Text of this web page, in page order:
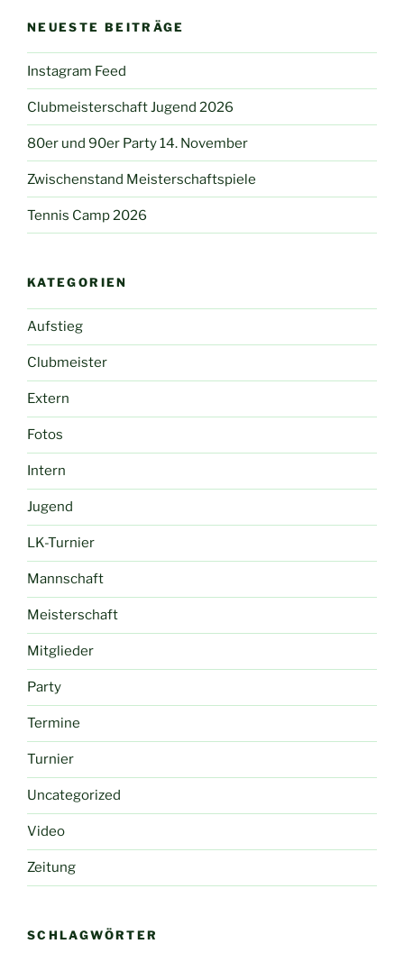
NEUESTE BEITRÄGE
Instagram Feed
Clubmeisterschaft Jugend 2026
80er und 90er Party 14. November
Zwischenstand Meisterschaftspiele
Tennis Camp 2026
KATEGORIEN
Aufstieg
Clubmeister
Extern
Fotos
Intern
Jugend
LK-Turnier
Mannschaft
Meisterschaft
Mitglieder
Party
Termine
Turnier
Uncategorized
Video
Zeitung
SCHLAGWÖRTER